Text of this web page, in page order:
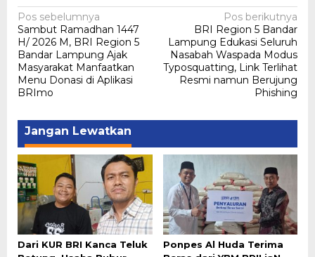
Navigasi
pos
Pos sebelumnya
Sambut Ramadhan 1447
H/ 2026 M, BRI Region 5
Bandar Lampung Ajak
Masyarakat Manfaatkan
Menu Donasi di Aplikasi
BRImo
Pos berikutnya
BRI Region 5 Bandar
Lampung Edukasi Seluruh
Nasabah Waspada Modus
Typosquatting, Link Terlihat
Resmi namun Berujung
Phishing
Jangan Lewatkan
Dari KUR BRI Kanca Teluk
Ponpes Al Huda Terima